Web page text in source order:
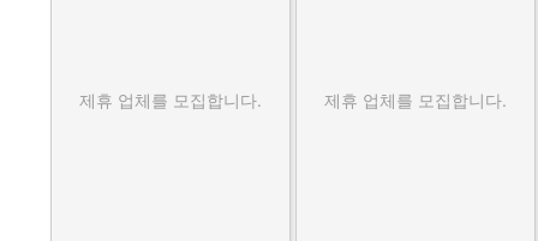
제휴 업체를 모집합니다. 제휴 업체를 모집합니다.